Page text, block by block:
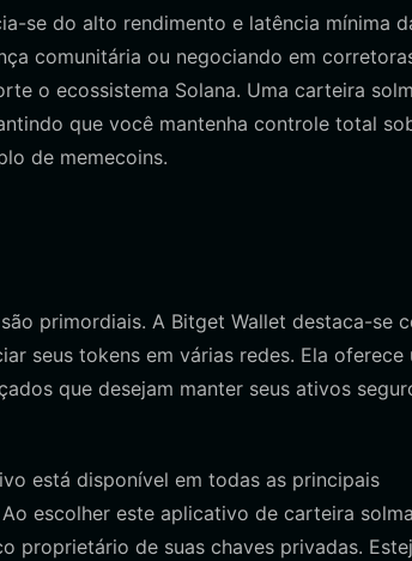
se do alto rendimento e latência mínima
comunitária ou negociando em
o ecossistema Solana. Uma carteira
que você mantenha controle total
de memecoins.
primordiais. A Bitget Wallet destaca-se
seus tokens em várias redes. Ela oferece
que desejam manter seus ativos
está disponível em todas as principais
escolher este aplicativo de carteira
proprietário de suas chaves privadas.